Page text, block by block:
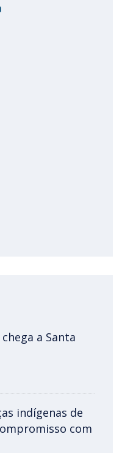
a Santa
indígenas de
com